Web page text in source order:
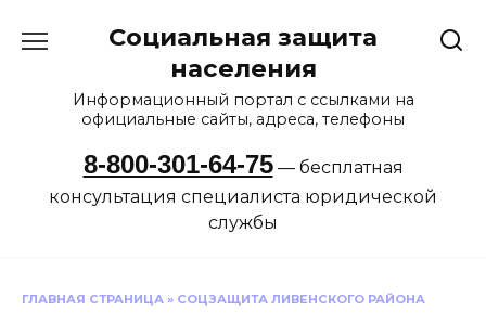
Социальная защита
населения
Информационный портал с ссылками на
официальные сайты, адреса, телефоны
8-800-301-64-75— бесплатная
консультация специалиста юридической
службы
ГЛАВНАЯ СТРАНИЦА » СОЦЗАЩИТА ЛИВЕНСКОГО РАЙОНА